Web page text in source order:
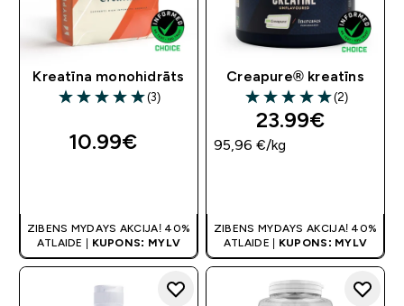
Kreatīna monohidrāts
5 out of 5 stars
(3)
10.99€‎
ZIBENS MYDAYS AKCIJA! 40%
ATLAIDE |
KUPONS: MYLV
Creapure® kreatīns
5 out of 5 stars
(2)
23.99€‎
95,96 €‎/kg
ZIBENS MYDAYS AKCIJA! 40%
ATLAIDE | KUPONS: MYLV